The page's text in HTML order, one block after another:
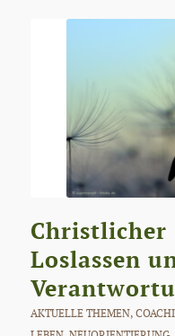
Christlicher
Loslassen
AKTUELLE THEMEN,